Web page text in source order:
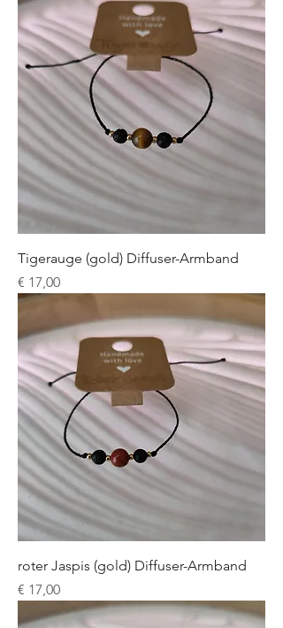
Tigerauge (gold) Diffuser-Armband
Preis
€ 17,00
roter Jaspis (gold) Diffuser-Armband
Preis
€ 17,00